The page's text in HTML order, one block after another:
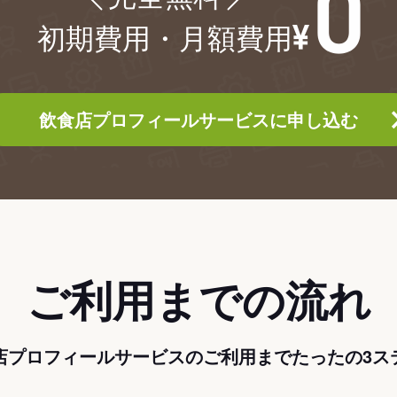
初期費用・月額費用
飲食店プロフィールサービスに申し込む
ご利用までの流れ
プロフィールサービスのご利用までたったの3ス